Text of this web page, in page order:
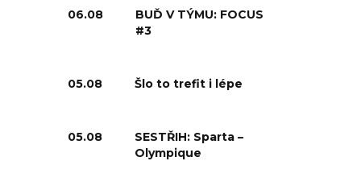
06.08
BUĎ V TÝMU: FOCUS
#3
05.08 Šlo to trefit i lépe
05.08
SESTŘIH: Sparta –
Olympique